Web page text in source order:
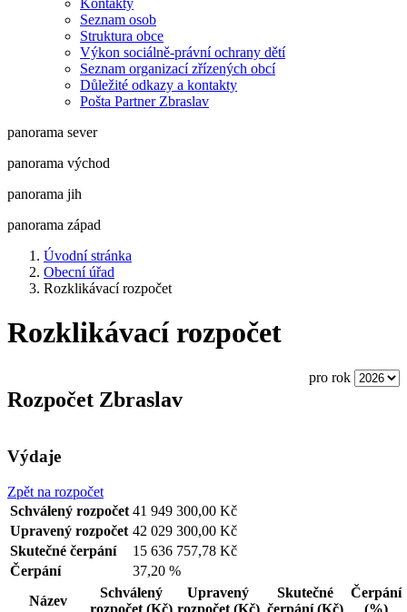
Kontakty
Seznam osob
Struktura obce
Výkon sociálně-právní ochrany dětí
Seznam organizací zřízených obcí
Důležité odkazy a kontakty
Pošta Partner Zbraslav
panorama sever
panorama východ
panorama jih
panorama západ
Úvodní stránka
Obecní úřad
Rozklikávací rozpočet
Rozklikávací rozpočet
pro rok
Rozpočet Zbraslav
Výdaje
Zpět na rozpočet
Schválený rozpočet 41 949 300,00 Kč
Upravený rozpočet 42 029 300,00 Kč
Skutečné čerpání
15 636 757,78 Kč
Čerpání
37,20 %
Název
Schválený
Upravený
Skutečné
Čerpání